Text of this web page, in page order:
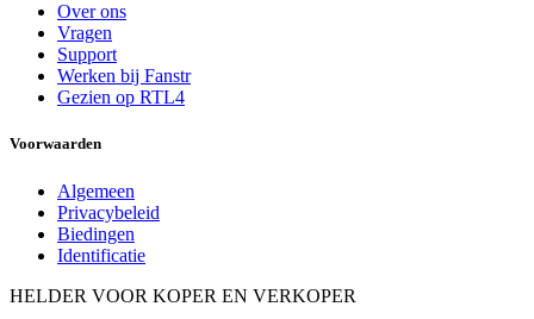
Over ons
Vragen
Support
Werken bij Fanstr
Gezien op RTL4
Voorwaarden
Algemeen
Privacybeleid
Biedingen
Identificatie
HELDER VOOR KOPER EN VERKOPER